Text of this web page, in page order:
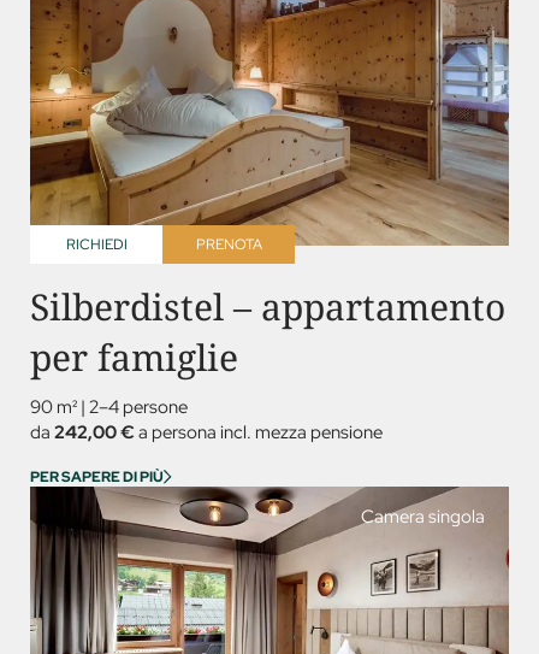
PRENOTA
RICHIEDI
Silberdistel – appartamento
per famiglie
90 m² | 2–4 persone
da 242,00 € a persona incl. mezza pensione
PER SAPERE DI PIÙ
Camera singola